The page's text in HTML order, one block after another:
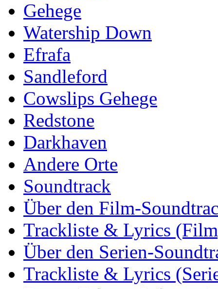
Gehege
Watership Down
Efrafa
Sandleford
Cowslips Gehege
Redstone
Darkhaven
Andere Orte
Soundtrack
Über den Film-
Trackliste & Lyrics
Über den Serien-
Trackliste & Lyrics